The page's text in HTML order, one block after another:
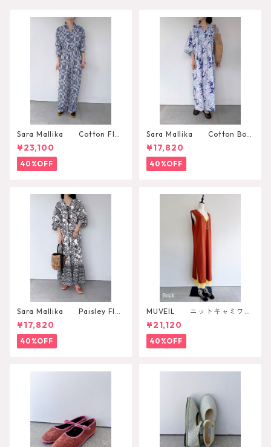
Sara Mallika Cotton Flo
wer Signal Print All In One
¥23,100
40%OFF
Sara Mallika Cotton Boh
emian Flower Print Dress
¥17,820
40%OFF
Sara Mallika Paisley Flo
wer Print Dress
¥17,820
40%OFF
MUVEIL ニットキャミワン
ピース
¥21,120
40%OFF